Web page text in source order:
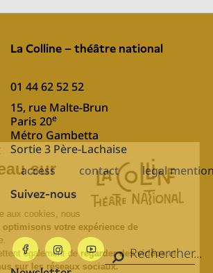
La Colline – théâtre national
01 44 62 52 52
15, rue Malte-Brun
Paris 20e
Métro Gambetta
Sortie 3 Père-Lachaise
Pied
page
EN
access contact legal
Suivez-nous